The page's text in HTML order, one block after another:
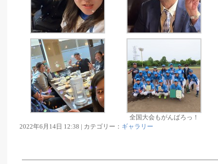
全国大会もがんばろっ！
2022年6月14日 12:38 | カテゴリー： ギャラリー